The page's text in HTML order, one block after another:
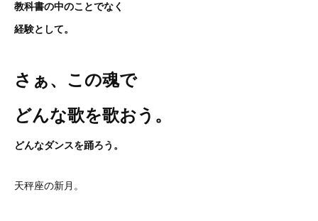
教科書の中のことでなく
経験として。
さぁ、この魂で
どんな歌を歌おう。
どんなダンスを踊ろう。
天秤座の新月。